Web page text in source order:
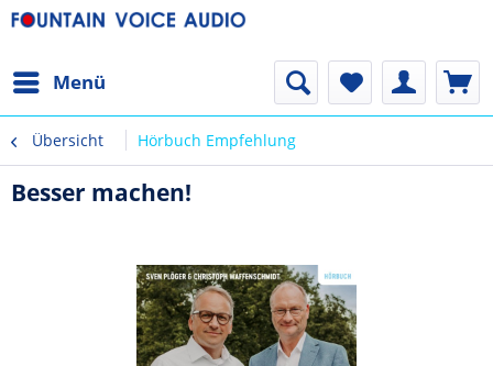
Menü
Übersicht Hörbuch Empfehlung
Besser machen!